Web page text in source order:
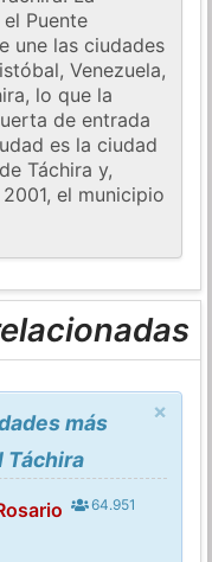
Puente
une las ciudades
Venezuela,
lo que la
de entrada
es la ciudad
Táchira y,
el municipio
×
más
Táchira
64.951